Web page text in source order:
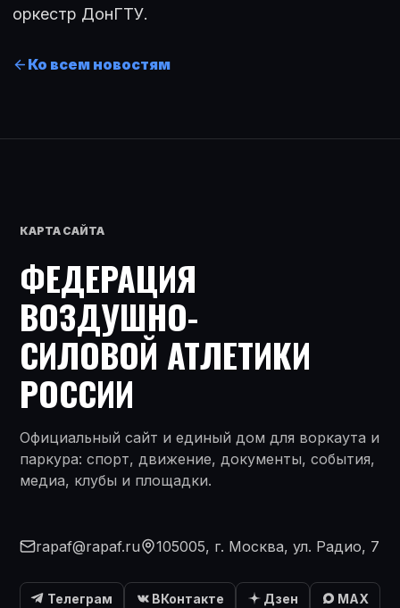
оркестр ДонГТУ.
Ко всем новостям
КАРТА САЙТА
ФЕДЕРАЦИЯ
ВОЗДУШНО-
СИЛОВОЙ АТЛЕТИКИ
РОССИИ
Официальный сайт и единый дом для воркаута и
паркура: спорт, движение, документы, события,
медиа, клубы и площадки.
rapaf@rapaf.ru 105005, г. Москва, ул. Радио, 7
Телеграм ВКонтакте Дзен MAX